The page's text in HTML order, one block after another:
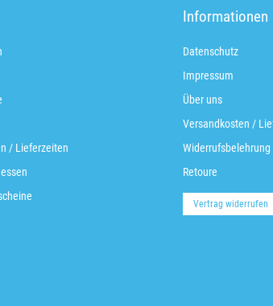
/ Lieferzeiten
Informationen
Datenschutz
Impressum
Über uns
Versandkosten /
Widerrufsbelehrung
Retoure
Vertrag widerrufen